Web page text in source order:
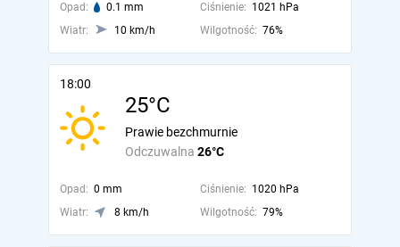
Opad: 0.1 mm Ciśnienie: 1021 hPa
Wiatr:
10 km/h Wilgotność: 76%
18:00
25°C
Odczuwalna 26°C
Prawie bezchmurnie
Opad: 0 mm Ciśnienie: 1020 hPa
Wiatr:
8 km/h Wilgotność: 79%